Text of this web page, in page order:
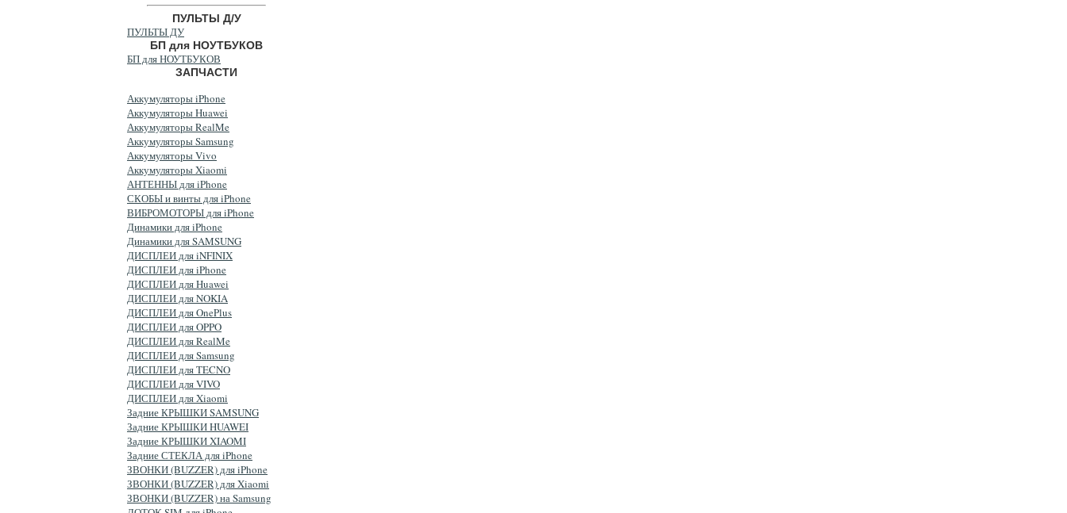
ПУЛЬТЫ Д/У
ПУЛЬТЫ ДУ
БП для НОУТБУКОВ
БП для НОУТБУКОВ
ЗАПЧАСТИ
Аккумуляторы iPhone
Аккумуляторы Huawei
Аккумуляторы RealMe
Аккумуляторы Samsung
Аккумуляторы Vivo
Аккумуляторы Xiaomi
АНТЕННЫ для iPhone
СКОБЫ и винты для iPhone
ВИБРОМОТОРЫ для iPhone
Динамики для iPhone
Динамики для SAMSUNG
ДИСПЛЕИ для iNFINIX
ДИСПЛЕИ для iPhone
ДИСПЛЕИ для Huawei
ДИСПЛЕИ для NOKIA
ДИСПЛЕИ для OnePlus
ДИСПЛЕИ для OPPO
ДИСПЛЕИ для RealMe
ДИСПЛЕИ для Samsung
ДИСПЛЕИ для TECNO
ДИСПЛЕИ для VIVO
ДИСПЛЕИ для Xiaomi
Задние КРЫШКИ SAMSUNG
Задние КРЫШКИ HUAWEI
Задние КРЫШКИ XIAOMI
Задние СТЕКЛА для iPhone
ЗВОНКИ (BUZZER) для iPhone
ЗВОНКИ (BUZZER) для Xiaomi
ЗВОНКИ (BUZZER) на Samsung